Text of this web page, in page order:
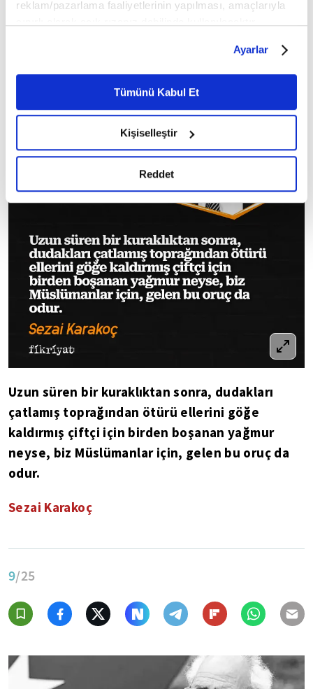
reklam/pazarlama faaliyetlerinin yapılması, amaçlarıyla
belirleyebilirsiniz. Çerezlere ilişkin detaylı bilgi için
Ayarlar butonuna tıklayabilir,Çerez Bilgilendirme
Metnimizi ziyaret edebilirsiniz.
6698 sayılı Kişisel Verilerin Korunması Kanunu uyarınca
okumak ve sitemizi ziyaretiniz kapsamında
gerçekleştirilen veri işleme faaliyetleri ile ilgili daha
detaylı bilgi almak için lütfentıklayınız.
Ayarlar
Tümünü Kabul Et
Kişiselleştir
Reddet
Uzun süren bir kuraklıktan sonra, dudakları
çatlamış toprağından ötürü ellerini göğe
kaldırmış çiftçi için birden boşanan yağmur
neyse, biz Müslümanlar için, gelen bu oruç da
odur.
Sezai Karakoç
9/25